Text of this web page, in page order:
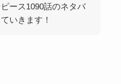
ース1090話のネタバ
いきます！